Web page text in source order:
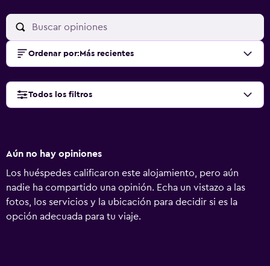
Ordenar por: Más recientes
Todos los filtros
Aún no hay opiniones
Los huéspedes calificaron este alojamiento, pero aún
nadie ha compartido una opinión. Echa un vistazo a las
fotos, los servicios y la ubicación para decidir si es la
opción adecuada para tu viaje.